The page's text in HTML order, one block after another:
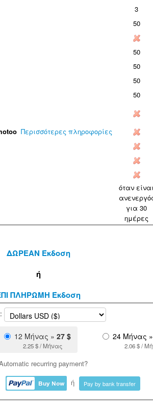
3
50
50
50
50
50
Περισσότερες πληροφορίες
όταν είναι
για 30
ημέρες
ΔΩΡΕΑΝ Έκδοση
ή
ΠΛΗΡΩΜΗ Έκδοση
12 Μήνας » 27 $
2.25 $ / Μήνας
24 Μήνας »
2.06 $ /
recurring payment?
ή
Pay by bank transfer